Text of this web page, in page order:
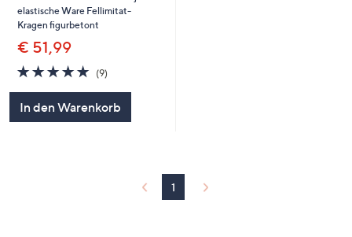
elastische Ware Fellimitat-
Kragen figurbetont
€ 51,99
4.8
von
(9)9
In den Warenkorb
1